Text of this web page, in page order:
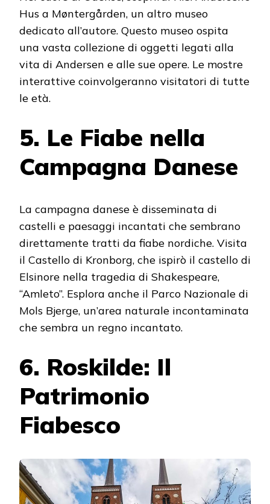
Hus a Møntergården, un altro museo
dedicato all’autore. Questo museo ospita
una vasta collezione di oggetti legati alla
vita di Andersen e alle sue opere. Le mostre
interattive coinvolgeranno visitatori di tutte
le età.
5. Le Fiabe nella
Campagna Danese
La campagna danese è disseminata di
castelli e paesaggi incantati che sembrano
direttamente tratti da fiabe nordiche. Visita
il Castello di Kronborg, che ispirò il castello di
Elsinore nella tragedia di Shakespeare,
“Amleto”. Esplora anche il Parco Nazionale di
Mols Bjerge, un’area naturale incontaminata
che sembra un regno incantato.
6. Roskilde: Il
Patrimonio
Fiabesco